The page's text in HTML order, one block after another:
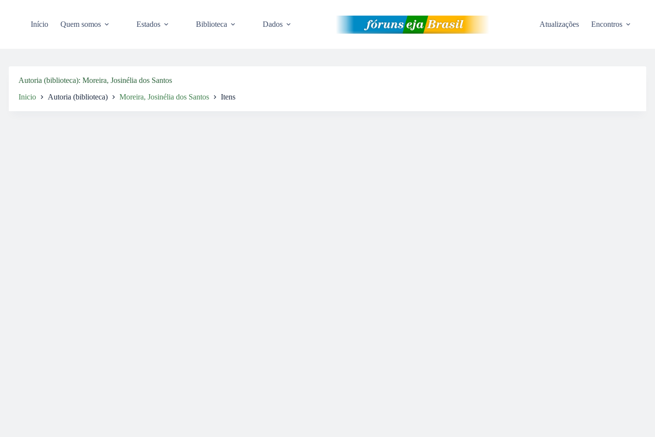
Início Quem somos Estados Biblioteca Dados Atualizações Encontros
Autoria (biblioteca) Moreira, Josinélia dos Santos
Inicio Autoria (biblioteca) Moreira, Josinélia dos Santos Itens